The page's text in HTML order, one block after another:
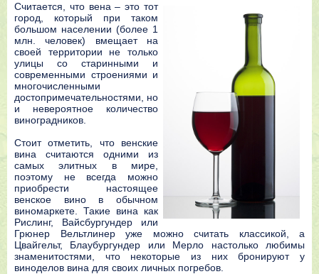
Считается, что вена – это тот
город, который при таком
большом населении (более 1
млн. человек) вмещает на
своей территории не только
улицы со старинными и
современными строениями и
многочисленными
достопримечательностями, но
и невероятное количество
виноградников.
Стоит отметить, что венские
вина считаются одними из
самых элитных в мире,
поэтому не всегда можно
приобрести настоящее
венское вино в обычном
виномаркете. Такие вина как
Рислинг, Вайсбургундер или
Грюнер Вельтлинер уже можно считать классикой, а
Цвайгельт, Блаубургундер или Мерло настолько любимы
знаменитостями, что некоторые из них бронируют у
виноделов вина для своих личных погребов.